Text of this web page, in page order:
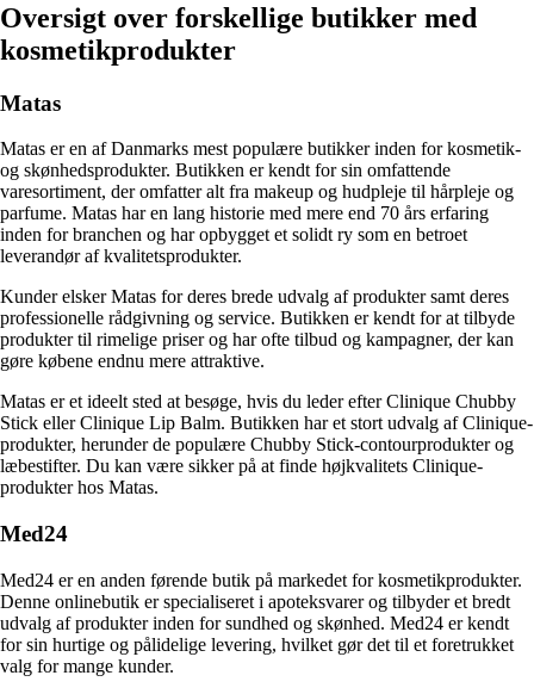
Oversigt over forskellige butikker med
kosmetikprodukter
Matas
Matas er en af Danmarks mest populære butikker inden for kosmetik-
og skønhedsprodukter. Butikken er kendt for sin omfattende
varesortiment, der omfatter alt fra makeup og hudpleje til hårpleje og
parfume. Matas har en lang historie med mere end 70 års erfaring
inden for branchen og har opbygget et solidt ry som en betroet
leverandør af kvalitetsprodukter.
Kunder elsker Matas for deres brede udvalg af produkter samt deres
professionelle rådgivning og service. Butikken er kendt for at tilbyde
produkter til rimelige priser og har ofte tilbud og kampagner, der kan
gøre købene endnu mere attraktive.
Matas er et ideelt sted at besøge, hvis du leder efter Clinique Chubby
Stick eller Clinique Lip Balm. Butikken har et stort udvalg af Clinique-
produkter, herunder de populære Chubby Stick-contourprodukter og
læbestifter. Du kan være sikker på at finde højkvalitets Clinique-
produkter hos Matas.
Med24
Med24 er en anden førende butik på markedet for kosmetikprodukter.
Denne onlinebutik er specialiseret i apoteksvarer og tilbyder et bredt
udvalg af produkter inden for sundhed og skønhed. Med24 er kendt
for sin hurtige og pålidelige levering, hvilket gør det til et foretrukket
valg for mange kunder.